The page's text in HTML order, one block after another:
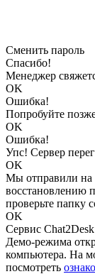
Сменить пароль
Спасибо!
Менеджер
OK
Ошибка!
Попробуйте
OK
Ошибка!
Упс! Сервер
OK
Мы отправили на
восстановлению
проверьте папку
OK
Сервис
Демо-режима
компьютера. На
посмотреть